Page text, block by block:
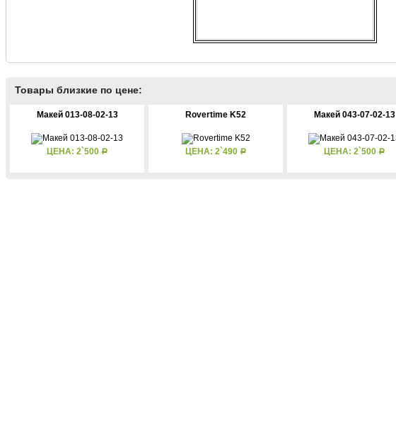
Товары близкие по цене:
Макей 013-08-02-13
ЦЕНА: 2`500 Р
Rovertime K52
ЦЕНА: 2`490 Р
Макей 043-07-02-13
ЦЕНА: 2`500 Р